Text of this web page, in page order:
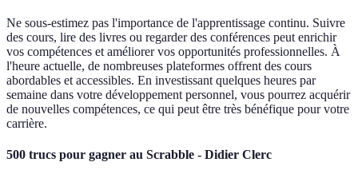
Ne sous-estimez pas l'importance de l'apprentissage continu. Suivre
des cours, lire des livres ou regarder des conférences peut enrichir
vos compétences et améliorer vos opportunités professionnelles. À
l'heure actuelle, de nombreuses plateformes offrent des cours
abordables et accessibles. En investissant quelques heures par
semaine dans votre développement personnel, vous pourrez acquérir
de nouvelles compétences, ce qui peut être très bénéfique pour votre
carrière.
500 trucs pour gagner au Scrabble - Didier Clerc